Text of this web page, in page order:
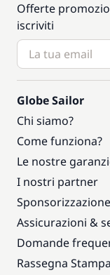
Offerte
iscriviti
Globe Sailor
Chi siamo?
Come funziona?
Le nostre
I nostri partner
Sponsorizzazione
Assicurazioni &
Domande
Rassegna Stampa